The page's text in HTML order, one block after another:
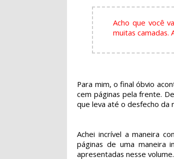
Acho que você
muitas camadas.
Para mim, o final óbvio
cem páginas pela frente.
que leva até o desfecho da
Achei incrível a maneira
páginas de uma maneira
apresentadas nesse volume.